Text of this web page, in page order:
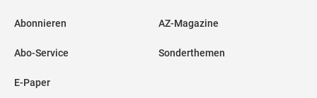
Abonnieren
Abo-Service
E-Paper
AZ-Magazine
Sonderthemen